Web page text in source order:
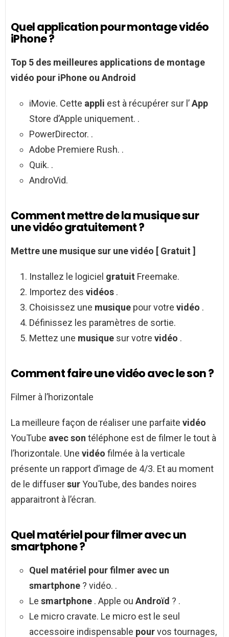
Quel application pour montage vidéo
iPhone ?
Top 5 des meilleures applications de montage
vidéo pour iPhone ou Android
iMovie. Cette appli est à récupérer sur l’App
Store d’Apple uniquement. .
PowerDirector. .
Adobe Premiere Rush. .
Quik. .
AndroVid.
Comment mettre de la musique sur
une vidéo gratuitement ?
Mettre une musique sur une vidéo [ Gratuit ]
Installez le logiciel gratuit Freemake.
Importez des vidéos .
Choisissez une musique pour votre vidéo .
Définissez les paramètres de sortie.
Mettez une musique sur votre vidéo .
Comment faire une vidéo avec le son ?
Filmer à l’horizontale
La meilleure façon de réaliser une parfaite vidéo
YouTube avec son téléphone est de filmer le tout à
l’horizontale. Une vidéo filmée à la verticale
présente un rapport d’image de 4/3. Et au moment
de le diffusersurYouTube, des bandes noires
apparaitront à l’écran.
Quel matériel pour filmer avec un
smartphone ?
Quel matériel pour filmer avec un
smartphone ? vidéo. .
Le smartphone . Apple ou Androïd ? .
Le micro cravate. Le micro est le seul
accessoire indispensable pourvos tournages,